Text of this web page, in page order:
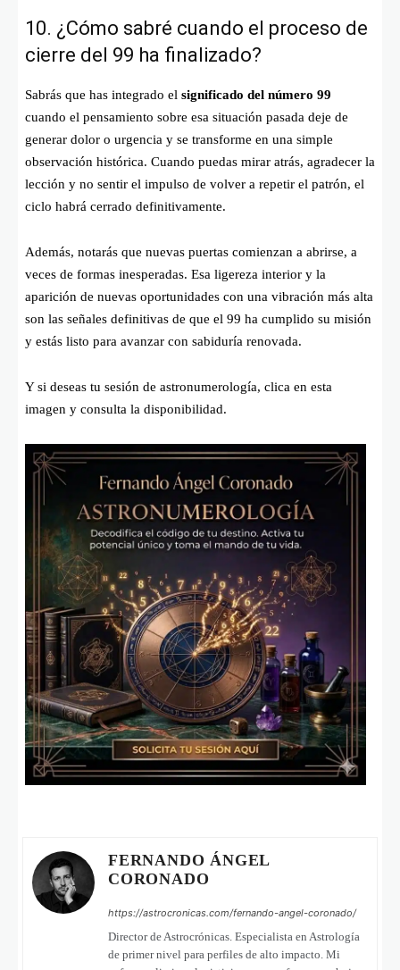
10. ¿Cómo sabré cuando el proceso de
cierre del 99 ha finalizado?
Sabrás que has integrado el significado del número 99
cuando el pensamiento sobre esa situación pasada deje de
generar dolor o urgencia y se transforme en una simple
observación histórica. Cuando puedas mirar atrás, agradecer la
lección y no sentir el impulso de volver a repetir el patrón, el
ciclo habrá cerrado definitivamente.
Además, notarás que nuevas puertas comienzan a abrirse, a
veces de formas inesperadas. Esa ligereza interior y la
aparición de nuevas oportunidades con una vibración más alta
son las señales definitivas de que el 99 ha cumplido su misión
y estás listo para avanzar con sabiduría renovada.
Y si deseas tu sesión de astronumerología, clica en esta
imagen y consulta la disponibilidad.
FERNANDO ÁNGEL
CORONADO
https://astrocronicas.com/fernando-angel-coronado/
Director de Astrocrónicas. Especialista en Astrología
de primer nivel para perfiles de alto impacto. Mi